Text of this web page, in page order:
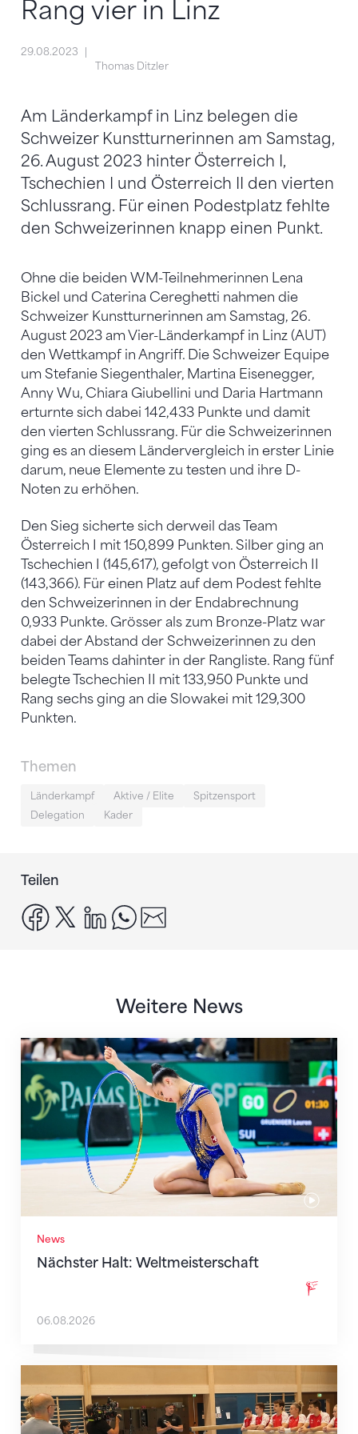
Rang vier in Linz
29.08.2023
Thomas Ditzler
Am Länderkampf in Linz belegen die
Schweizer Kunstturnerinnen am Samstag,
26. August 2023 hinter Österreich I,
Tschechien I und Österreich II den vierten
Schlussrang. Für einen Podestplatz fehlte
den Schweizerinnen knapp einen Punkt.
Ohne die beiden WM-Teilnehmerinnen Lena
Bickel und Caterina Cereghetti nahmen die
Schweizer Kunstturnerinnen am Samstag, 26.
August 2023 am Vier-Länderkampf in Linz (AUT)
den Wettkampf in Angriff. Die Schweizer Equipe
um Stefanie Siegenthaler, Martina Eisenegger,
Anny Wu, Chiara Giubellini und Daria Hartmann
erturnte sich dabei 142,433 Punkte und damit
den vierten Schlussrang. Für die Schweizerinnen
ging es an diesem Ländervergleich in erster Linie
darum, neue Elemente zu testen und ihre D-
Noten zu erhöhen.
Den Sieg sicherte sich derweil das Team
Österreich I mit 150,899 Punkten. Silber ging an
Tschechien I (145,617), gefolgt von Österreich II
(143,366). Für einen Platz auf dem Podest fehlte
den Schweizerinnen in der Endabrechnung
0,933 Punkte. Grösser als zum Bronze-Platz war
dabei der Abstand der Schweizerinnen zu den
beiden Teams dahinter in der Rangliste. Rang fünf
belegte Tschechien II mit 133,950 Punkte und
Rang sechs ging an die Slowakei mit 129,300
Punkten.
Themen
Länderkampf Aktive / Elite
Spitzensport
Delegation
Kader
Teilen
facebook
x linkedinwhatsapp
Weitere News
News
Nächster Halt: Weltmeisterschaft
Nächster Halt: Weltmeisterschaft
06.08.2026
Mit klaren Zielen nach Zagreb